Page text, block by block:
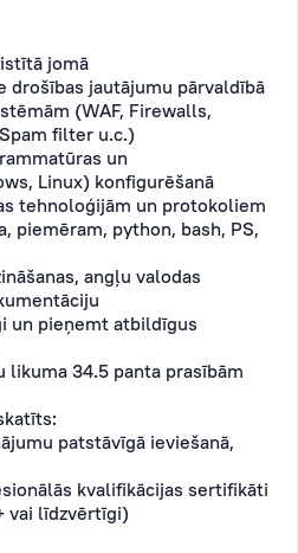
jomā
drošības jautājumu pārvaldībā
(WAF, Firewalls,
filter u.c.)
un
Linux) konfigurēšanā
tehnoloģijām un protokoliem
piemēram, python, bash, PS,
angļu valodas
un pieņemt atbildīgus
34.5 panta prasībām
patstāvīgā ieviešanā,
kvalifikācijas sertifikāti
vai līdzvērtīgi)